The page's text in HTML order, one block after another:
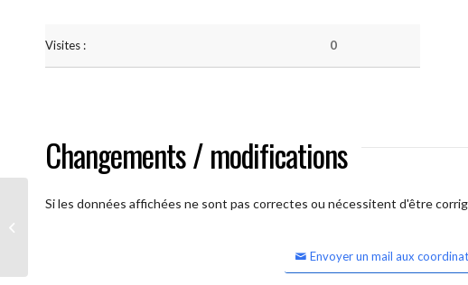
Visites : 0
Changements / modifications
Si les données affichées ne sont pas correctes ou nécessitent d'être
Envoyer un mail aux